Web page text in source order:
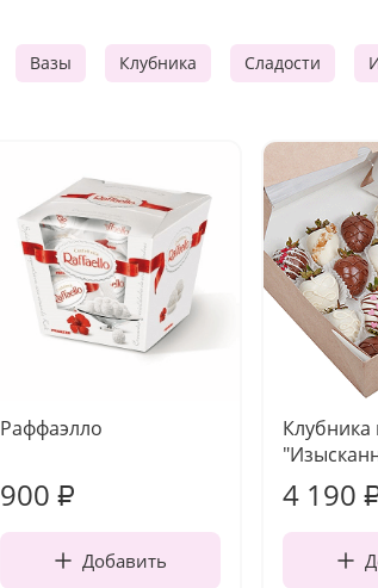
Вазы Клубника Сладости
Раффаэлло
900 ₽
Добавить
4 190